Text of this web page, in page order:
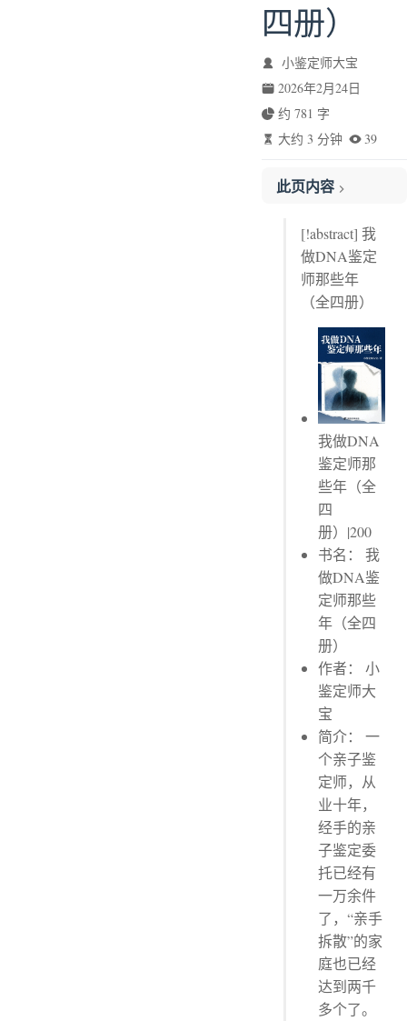
四册）
小鉴定师大宝
2026年2月24日
约 781 字
大约 3 分钟
39
此页内容
人形金字塔
族规
死亡九色鹿
令人毛骨悚然的爱恋
章节评论 No.1
书评 No.1
[!abstract] 我
做DNA鉴定
师那些年
（全四册）
我做DNA
鉴定师那
些年（全
四
册）|200
书名： 我
做DNA鉴
定师那些
年（全四
册）
作者： 小
鉴定师大
宝
简介： 一
个亲子鉴
定师，从
业十年，
经手的亲
子鉴定委
托已经有
一万余件
了，“亲手
拆散”的家
庭也已经
达到两千
多个了。